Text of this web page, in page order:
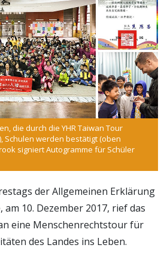
die durch die YHR Taiwan Tour
Schulen werden bestätigt (oben
signiert Autogramme für Schüler
der Allgemeinen Erklärung
10. Dezember 2017, rief das
eine Menschenrechtstour für
des Landes ins Leben.